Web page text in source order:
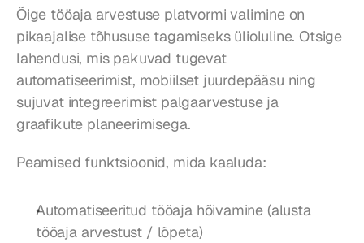
Õige tööaja arvestuse platvormi valimine on
pikaajalise tõhususe tagamiseks ülioluline. Otsige
lahendusi, mis pakuvad tugevat
automatiseerimist, mobiilset juurdepääsu ning
sujuvat integreerimist palgaarvestuse ja
graafikute planeerimisega.
Peamised funktsioonid, mida kaaluda:
Automatiseeritud tööaja hõivamine (alusta
tööaja arvestust / lõpeta)